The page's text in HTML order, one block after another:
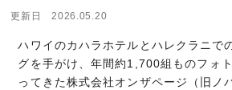
更新日 2026.05.20
ハワイのカハラホテルとハレクラニで
グを手がけ、年間約1,700組ものフォ
ってきた株式会社オンザページ（旧ノ